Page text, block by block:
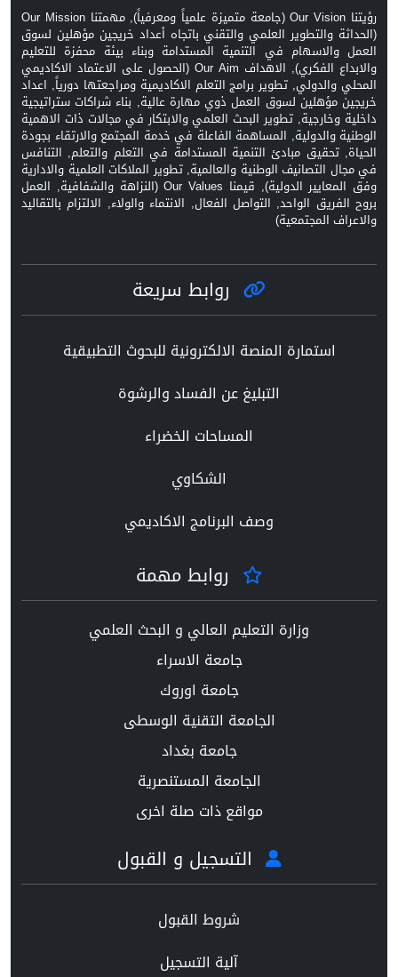
رؤيتنا Our Vision (جامعة متميزة علمياً ومعرفياً), مهمتنا Our Mission
(الحداثة والتطوير العلمي والتقني باتجاه أعداد خريجين مؤهلين لسوق
العمل والاسهام في التنمية المستدامة وبناء بيئة محفزة للتعليم
والابداع الفكري), الاهداف Our Aim (الحصول على الاعتماد الاكاديمي
المحلي والدولي, تطوير برامج التعلم الاكاديمية ومراجعتها دورياً, اعداد
خريجين مؤهلين لسوق العمل ذوي مهارة عالية, بناء شراكات ستراتيجية
داخلية وخارجية, تطوير البحث العلمي والابتكار في مجالات ذات الاهمية
الوطنية والدولية, المساهمة الفاعلة في خدمة المجتمع والارتقاء بجودة
الحياة, تحقيق مبادئ التنمية المستدامة في التعلم والتعلم, التنافس
في مجال التصانيف الوطنية والعالمية, تطوير الملاكات العلمية والادارية
وفق المعايير الدولية), قيمنا Our Values (النزاهة والشفافية, العمل
بروح الفريق الواحد, التواصل الفعال, الانتماء والولاء, الالتزام بالتقاليد
والاعراف المجتمعية)
روابط سريعة
استمارة المنصة الالكترونية للبحوث التطبيقية
التبليغ عن الفساد والرشوة
المساحات الخضراء
الشكاوي
وصف البرنامج الاكاديمي
روابط مهمة
وزارة التعليم العالي و البحث العلمي
جامعة الاسراء
جامعة اوروك
الجامعة التقنية الوسطى
جامعة بغداد
الجامعة المستنصرية
مواقع ذات صلة اخرى
التسجيل و القبول
شروط القبول
آلية التسجيل